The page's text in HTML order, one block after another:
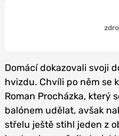
Domácí dokazovali svoji
hvizdu. Chvíli po něm se
Roman Procházka, který
balónem udělat, avšak
střelu ještě stihl jeden z